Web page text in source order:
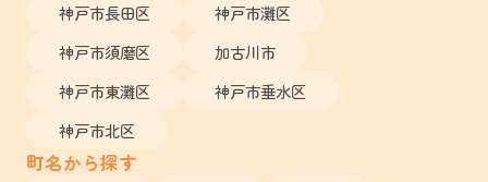
神戸市長田区
神戸市灘区
神戸市須磨区
加古川市
神戸市東灘区
神戸市垂水区
神戸市北区
町名から探す